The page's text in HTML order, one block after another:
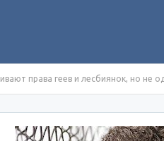
права геев и лесбиянок, но не